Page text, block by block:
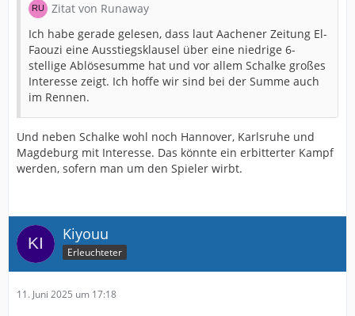
Zitat von Runaway
Ich habe gerade gelesen, dass laut Aachener Zeitung El-
Faouzi eine Ausstiegsklausel über eine niedrige 6-
stellige Ablösesumme hat und vor allem Schalke großes
Interesse zeigt. Ich hoffe wir sind bei der Summe auch
im Rennen.
Und neben Schalke wohl noch Hannover, Karlsruhe und
Magdeburg mit Interesse. Das könnte ein erbitterter Kampf
werden, sofern man um den Spieler wirbt.
Kiyouu
Erleuchteter
11. Juni 2025 um 17:18